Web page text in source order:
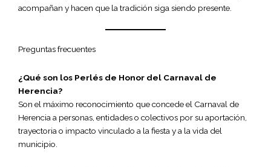
acompañan y hacen que la tradición siga siendo presente.
Preguntas frecuentes
¿Qué son los Perlés de Honor del Carnaval de
Herencia?
Son el máximo reconocimiento que concede el Carnaval de
Herencia a personas, entidades o colectivos por su aportación,
trayectoria o impacto vinculado a la fiesta y a la vida del
municipio.